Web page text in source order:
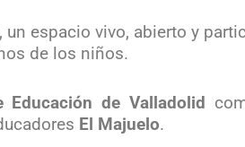
espacio vivo, abierto y
de los niños.
Educación de Valladolid
El Majuelo.